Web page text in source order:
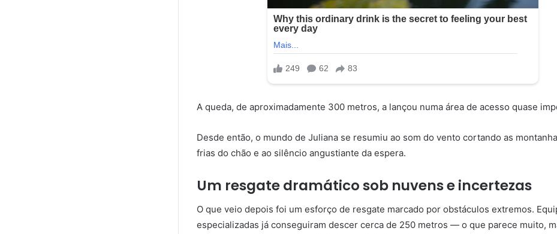
A queda, de aproximadamente 300 metros, a lançou numa área de acesso quase
Desde então, o mundo de Juliana se resumiu ao som do vento cortando as
frias do chão e ao silêncio angustiante da espera.
Um resgate dramático sob nuvens e incertezas
O que veio depois foi um esforço de resgate marcado por obstáculos extremos.
especializadas já conseguiram descer cerca de 250 metros — o que parece muito,